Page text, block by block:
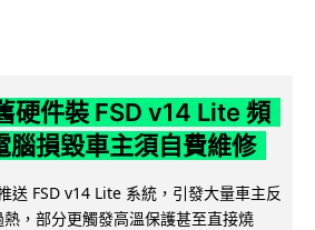
硬件裝 FSD v14 Lite 頻
腦損毀車主須自費維修
送 FSD v14 Lite 系統，引發大量車主反
，部分更觸發高溫保護甚至直接燒